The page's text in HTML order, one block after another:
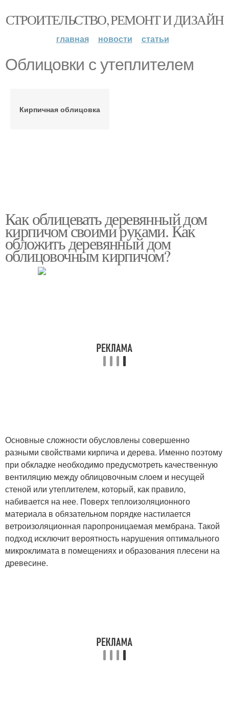
СТРОИТЕЛЬСТВО, РЕМОНТ И ДИЗАЙН
главная новости статьи
Облицовки с утеплителем
Кирпичная облицовка
Как облицевать деревянный дом
кирпичом своими руками. Как
обложить деревянный дом
облицовочным кирпичом?
Основные сложности обусловлены совершенно
разными свойствами кирпича и дерева. Именно поэтому
при обкладке необходимо предусмотреть качественную
вентиляцию между облицовочным слоем и несущей
стеной или утеплителем, который, как правило,
набивается на нее. Поверх теплоизоляционного
материала в обязательном порядке настилается
ветроизоляционная паропроницаемая мембрана. Такой
подход исключит вероятность нарушения оптимального
микроклимата в помещениях и образования плесени на
древесине.